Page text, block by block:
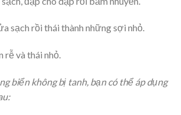
sạch rồi thái thành những sợi nhỏ.
rễ và thái nhỏ.
biển không bị tanh, bạn có thể áp dụng